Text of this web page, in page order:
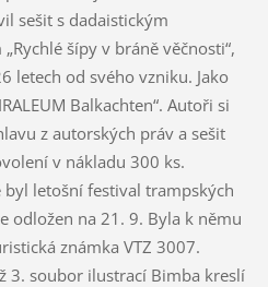
sešit s dadaistickým
šípy v bráně věčnosti“,
letech od svého vzniku. Jako
Balkachten“. Autoři si
z autorských práv a sešit
v nákladu 300 ks.
byl letošní festival trampských
odložen na 21. 9. Byla k němu
známka VTZ 3007.
3. soubor ilustrací Bimba kreslí